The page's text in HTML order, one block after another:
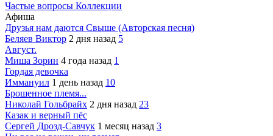
Частые вопросы Коллекции
Афиша
Друзья нам даются Свыше (Авторская песня)
Беляев Виктор 2 дня назад 5
Август.
Миша Зорин 4 года назад 1
Гордая девочка
Иммануил 1 день назад 10
Брошенное племя...
Николай Гольбрайх 2 дня назад 23
Казак и верный пёс
Сергей Дрозд-Савчук 1 месяц назад 3